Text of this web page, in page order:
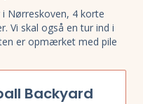
i Nørreskoven, 4 korte
Vi skal også en tur ind i
er opmærket med pile
Backyard